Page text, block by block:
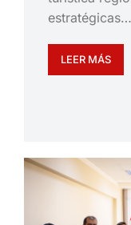
estratégicas…
LEER MÁS